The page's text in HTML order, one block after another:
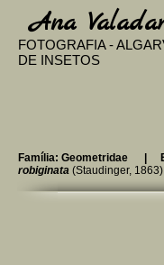
​Ana
FOTOGRAFIA -
DE INSETOS
Família: Geometridae |
robiginata (Staudinger, 1863)